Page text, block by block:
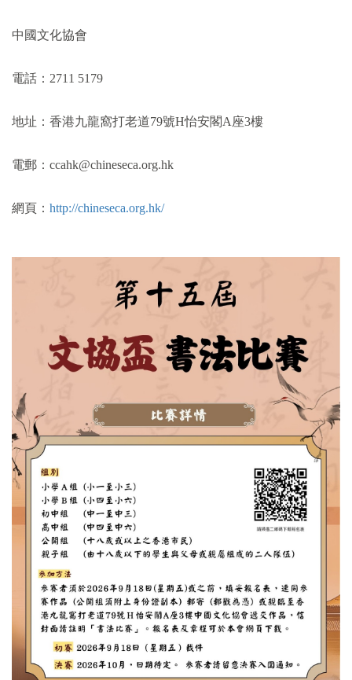
中國文化協會
電話： 2711 5179
地址：香港九龍窩打老道79號H怡安閣A 座3樓
電郵： ccahk@chineseca.org.hk
網頁： http://chineseca.org.hk/